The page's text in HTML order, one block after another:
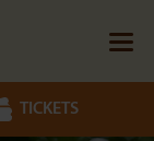
TICKETS